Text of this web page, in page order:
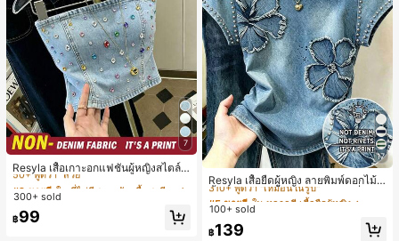
7
Resyla เสื้อเกาะอกแฟชั่นผู้หญิงสไตล์ซั
มเมอร์อเนกประสงค์ลายเดนิม แนะนำ
สำหรับงานหนัก ขายดี ตกแต่งเพชรสีสั
นสดใสพิมพ์ลาย เหมาะสำหรับใส่ประ
จำวัน
#2 ขายดี
ใน ที่ไม่มีสายหนัง เสื้อสตรี เสื้อเบลาส์ & Tee
50+ พูดว่า "สวย"
#2 ขายดี
50+ พูดว่า "สวย"
#2 ขายดี
50+ พูดว่า "สวย"
#2 ขายดี
ใน ที่ไม่มีสายหนัง เสื้อสตรี เสื้อเบลาส์ & Tee
300+ sold
฿99
17
Resyla เสื้อยืดผู้หญิง ลายพิมพ์ดอกไม้สี
น้ำเงินวินเทจ เสื้อสำหรับออกไปเที่ยวฤ
ดูร้อน ดีไซน์กราฟิก สบายๆ อเนกประสง
องเที่ยวกลางแจ้ง
#5 ขายดี ใน หลากสี เสื้อยืดผู้หญิง
310+ พูดว่า "เหมือนในรูป"
#5 ขายดี
ใน หลากสี เสื้อยืดผู้หญิง
310+ พูดว่า "เหมือนในรูป"
#5 ขายดี
ใน หลากสี เสื้อยืดผู้หญิง
310+ พูดว่า "เหมือนในรูป"
#5 ขายดี
100+ sold
฿139